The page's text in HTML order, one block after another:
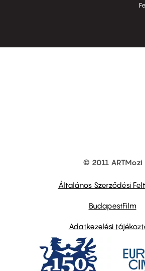
© 2011 ARTMozi
Általános Szerződési
BudapestFilm
Adatkezelési